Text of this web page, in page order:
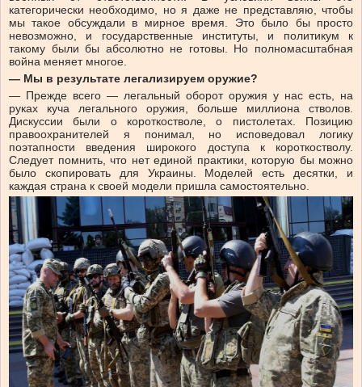
категорически необходимо, но я даже не представляю, чтобы
мы такое обсуждали в мирное время. Это было бы просто
невозможно, и государственные институты, и политикум к
такому были бы абсолютно не готовы. Но полномасштабная
война меняет многое.
— Мы в результате легализируем оружие?
— Прежде всего — легальный оборот оружия у нас есть, на
руках куча легального оружия, больше миллиона стволов.
Дискуссии были о короткостволе, о пистолетах. Позицию
правоохранителей я понимал, но исповедовал логику
поэтапности введения широкого доступа к короткостволу.
Следует помнить, что нет единой практики, которую бы можно
было скопировать для Украины. Моделей есть десятки, и
каждая страна к своей модели пришла самостоятельно.